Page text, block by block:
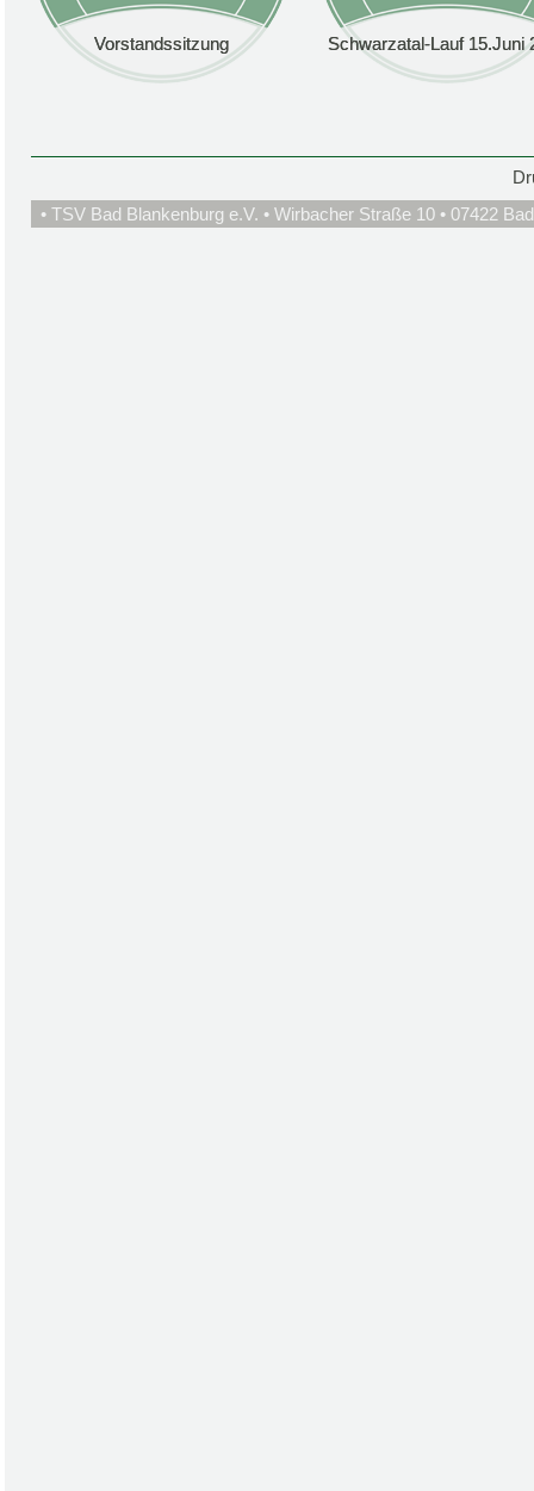
Vorstandssitzung
Vorstandssitzung Schwarzatal-Lauf 15.Juni
Schwarzatal-Lauf 15.Juni
• TSV Bad Blankenburg e.V. • Wirbacher Straße 10 • 07422